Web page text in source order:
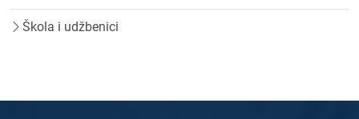
Škola i udžbenici